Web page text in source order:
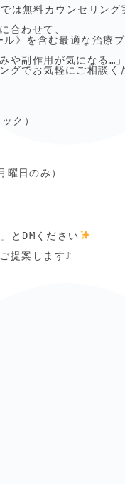
は無料カウンセリング
合わせて、
》を含む最適な治療
や副作用が気になる…
グでお気軽にご相談く
とDMください
提案します♪